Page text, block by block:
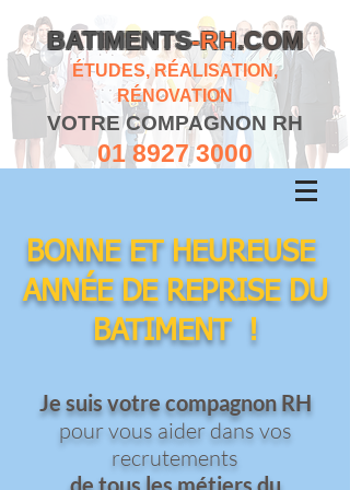
BATIMENTS-RH.COM
ÉTUDES, RÉALISATION,
RÉNOVATION
VOTRE COMPAGNON RH
01 8927 3000
BONNE ET HEUREUSE
ANNÉE DE REPRISE DU
BATIMENT !
Je suis votre compagnon RH
pour vous aider dans vos
recrutements
​de tous les métiers du